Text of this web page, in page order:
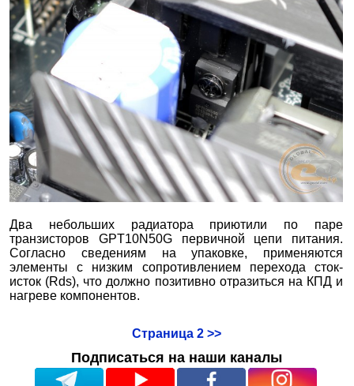
Два небольших радиатора приютили по паре
транзисторов GPT10N50G первичной цепи питания.
Согласно сведениям на упаковке, применяются
элементы с низким сопротивлением перехода сток-
исток (Rds), что должно позитивно отразиться на КПД и
нагреве компонентов.
Страница 2 >>
Подписаться на наши каналы